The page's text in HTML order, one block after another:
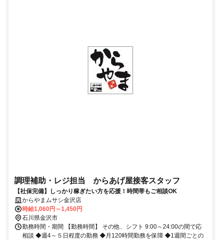
調理補助・レジ担当 からあげ屋接客スタッフ
【社保完備】しっかり稼ぎたい方を応援！時間帯もご相談OK
からやまムサシ金沢店
時給1,060円～1,450円
石川県金沢市
勤務時間・期間 【勤務時間】 その他、シフト 9:00～24:00の間で応
相談 ◆週4～５日程度の勤務 ◆月120時間勤務を保障 ◆1週間ごとの